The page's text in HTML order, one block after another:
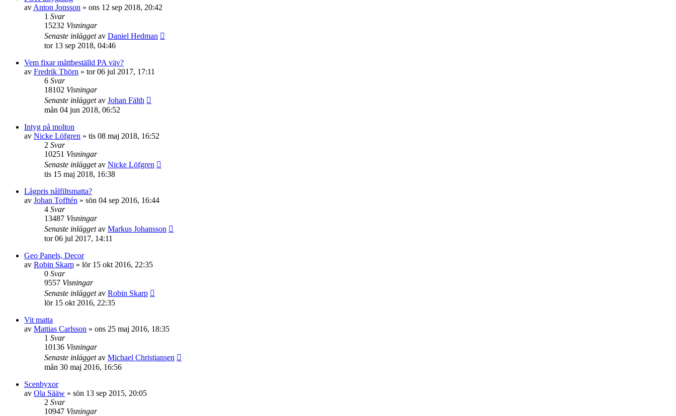
av Anton Jonsson » ons 12 sep 2018, 20:42
1 Svar
15232 Visningar
Senaste inläggetav Daniel Hedman
tor 13 sep 2018, 04:46
Vem fixar måttbeställd PA väv?
av Fredrik Thörn » tor 06 jul 2017, 17:11
6 Svar
18102 Visningar
Senaste inläggetav Johan Fälth
mån 04 jun 2018, 06:52
Intyg på molton
av Nicke Löfgren » tis 08 maj 2018, 16:52
2 Svar
10251 Visningar
Senaste inläggetav Nicke Löfgren
tis 15 maj 2018, 16:38
Lågpris nålfiltsmatta?
av Johan Tofftén » sön 04 sep 2016, 16:44
4 Svar
13487 Visningar
Senaste inläggetav Markus Johansson
tor 06 jul 2017, 14:11
Geo Panels, Decor
av Robin Skarp » lör 15 okt 2016, 22:35
0 Svar
9557 Visningar
Senaste inläggetav Robin Skarp
lör 15 okt 2016, 22:35
Vit matta
av Mattias Carlsson » ons 25 maj 2016, 18:35
1 Svar
10136 Visningar
Senaste inläggetav Michael Christiansen
mån 30 maj 2016, 16:56
Scenbyxor
av Ola Sääw » sön 13 sep 2015, 20:05
2 Svar
10947 Visningar